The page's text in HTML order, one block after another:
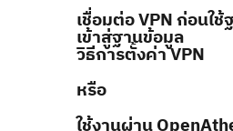
เชื่อมต่อVPN ก่อนใ
เข้าสู่ฐานข้อมูล
วิธีการตั้งค่า VPN
หรือ